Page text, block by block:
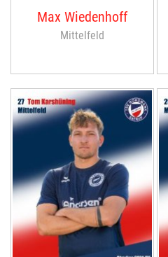
Max Wiedenhoff
Mittelfeld